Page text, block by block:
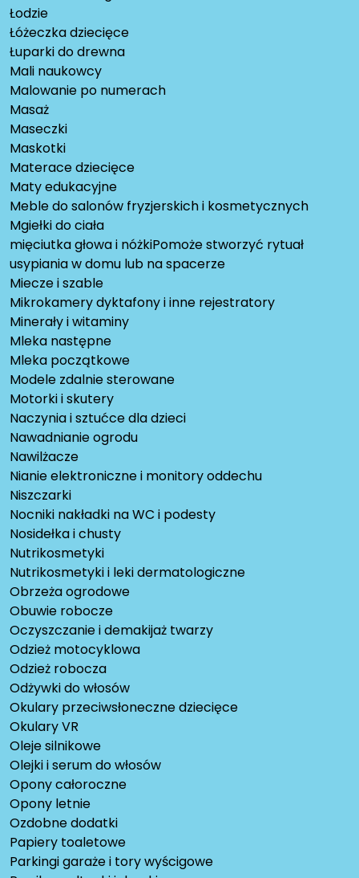
Łodzie
Łóżeczka dziecięce
Łuparki do drewna
Mali naukowcy
Malowanie po numerach
Masaż
Maseczki
Maskotki
Materace dziecięce
Maty edukacyjne
Meble do salonów fryzjerskich i kosmetycznych
Mgiełki do ciała
mięciutka głowa i nóżkiPomoże stworzyć rytuał
usypiania w domu lub na spacerze
Miecze i szable
Mikrokamery dyktafony i inne rejestratory
Minerały i witaminy
Mleka następne
Mleka początkowe
Modele zdalnie sterowane
Motorki i skutery
Naczynia i sztućce dla dzieci
Nawadnianie ogrodu
Nawilżacze
Nianie elektroniczne i monitory oddechu
Niszczarki
Nocniki nakładki na WC i podesty
Nosidełka i chusty
Nutrikosmetyki
Nutrikosmetyki i leki dermatologiczne
Obrzeża ogrodowe
Obuwie robocze
Oczyszczanie i demakijaż twarzy
Odzież motocyklowa
Odzież robocza
Odżywki do włosów
Okulary przeciwsłoneczne dziecięce
Okulary VR
Oleje silnikowe
Olejki i serum do włosów
Opony całoroczne
Opony letnie
Ozdobne dodatki
Papiery toaletowe
Parkingi garaże i tory wyścigowe